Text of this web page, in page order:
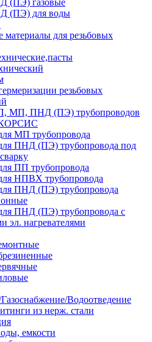
(ПЭ) газовые
(ПЭ) для воды
материалы для резьбовых
резьбовых
МП, ПНД (ПЭ) трубопроводов
МП трубопровода
ПНД (ПЭ) трубопровода под
ПП трубопровода
НПВХ трубопровода
ПНД (ПЭ) трубопровода
ПНД (ПЭ) трубопровода с
эл. нагревателями
Водоотведение
из нерж. стали
емкости